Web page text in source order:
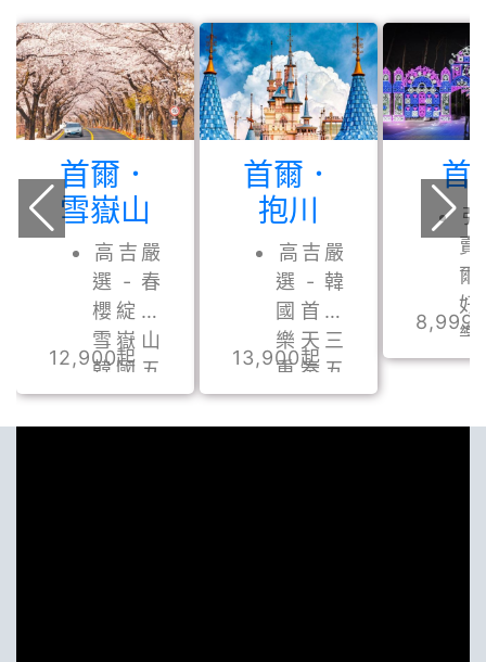
首爾．
雪嶽山
高吉嚴
選 - 春
櫻綻放
雪嶽山
韓國五
日｜升
等韓華
12,900起
首爾．
抱川
高吉嚴
選 - 韓
國首爾
樂天三
重奏五
日兩晚
住市區
13,900起
首
8,999